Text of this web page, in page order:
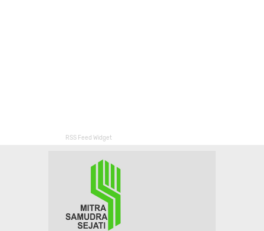
RSS Feed Widget